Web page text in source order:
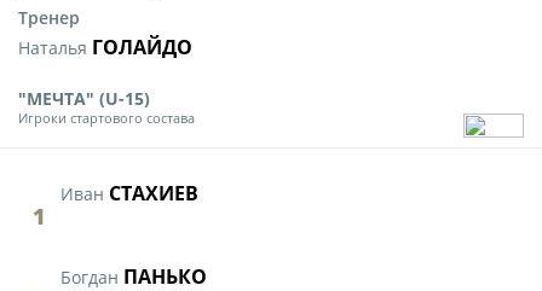
Тренер
Наталья ГОЛАЙДО
"МЕЧТА" (U-15)
Игроки стартового состава
1
Иван СТАХИЕВ
Богдан ПАНЬКО